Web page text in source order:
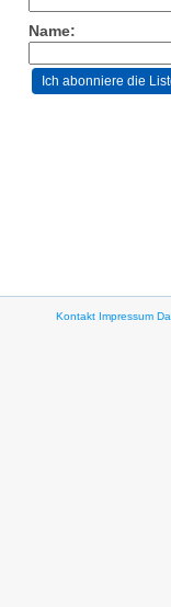
Name:
Kontakt Impressum